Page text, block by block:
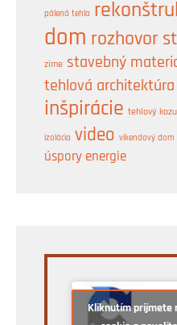
pálená tehla
dom rozhovor
zime stavebný
tehlová architektúra
inšpirácie tehlový
izolácia video víkendový dom
úspory energie
Kliknutím prijmete